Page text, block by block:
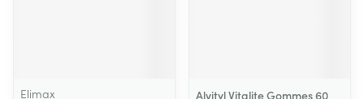
Elimax
Alvityl Vitalite Gommes 60